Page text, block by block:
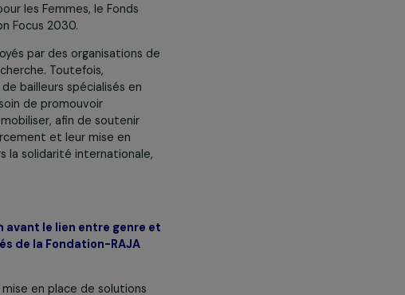
de 7 millions d’euros pour le
développement (décret 2024-124 du
des femmesen 2021
la Coalition pour une Philanthropie
la Fondation des Femmes, la
la Fondation RAJA-Danièle
L’Oréal pour les Femmes, le Fonds
et de recherche. Toutefois,
contenter de bailleurs spécialisés en
avons besoin de promouvoir
de se mobiliser, afin de soutenir